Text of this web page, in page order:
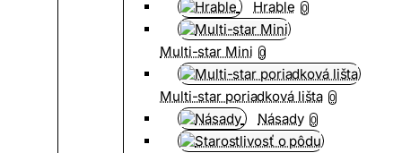
Hrable 0
Multi-star Mini 0
Multi-star poriadková lišta 0
Násady 0